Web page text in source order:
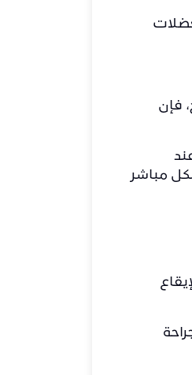
فإن
مباشر